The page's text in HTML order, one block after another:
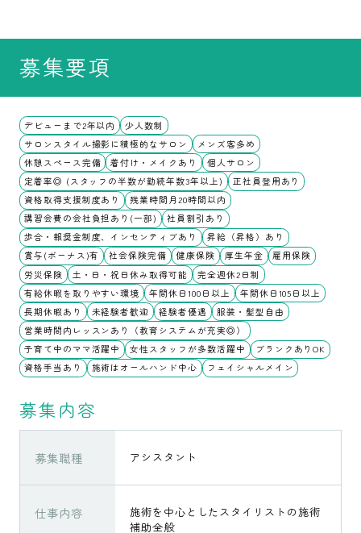
募集要項
デビューまで2年以内
少人数制
サロンスタイル撮影に積極的なサロン
メンズ客多め
休憩スペース完備
着付け・メイクあり
個人サロン
定着率◎ (スタッフの半数が勤続年数3年以上)
正社員登用あり
資格取得支援制度あり
残業時間月20時間以内
講習会費の会社負担あり(一部)
社員割引あり
歩合・報奨金制度、インセンティブあり
昇給（昇格）あり
賞与(ボーナス)有
社会保険完備 健康保険 厚生年金
雇用保険
労災保険
土・日・祝日休み取得可能
完全週休2日制
有給休暇を取りやすい環境
年間休日100日以上
年間休日105日以上
長期休暇あり
未経験者歓迎 経験者優遇
服装・髪型自由
営業時間内レッスンあり（教育システムが充実◎）
子育て中のママ活躍中
女性スタッフが多数活躍中
ブランクありOK
資格手当あり
施術はオールハンド中心 フェイシャルメイン
募集内容
募集職種 アシスタント
仕事内容
施術を中心としたスタイリストの施術
補助全般